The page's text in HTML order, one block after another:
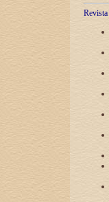
Revista